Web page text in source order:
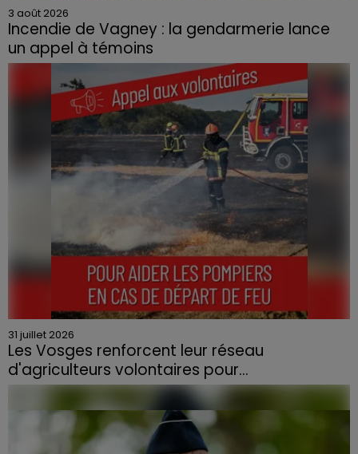
3 août 2026
Incendie de Vagney : la gendarmerie lance
un appel à témoins
Le feu, parti d'une haie avant de se propager au
quartier résidentiel, avait détruit deux habitations et
contraint à l'évacuation d'une centaine de personnes.
31 juillet 2026
Les Vosges renforcent leur réseau
d'agriculteurs volontaires pour...
Face à la sécheresse et aux risques de départs de feu,
la Chambre d'agriculture des Vosges a lancé un appel
aux agriculteurs volontaires pour venir en aide...